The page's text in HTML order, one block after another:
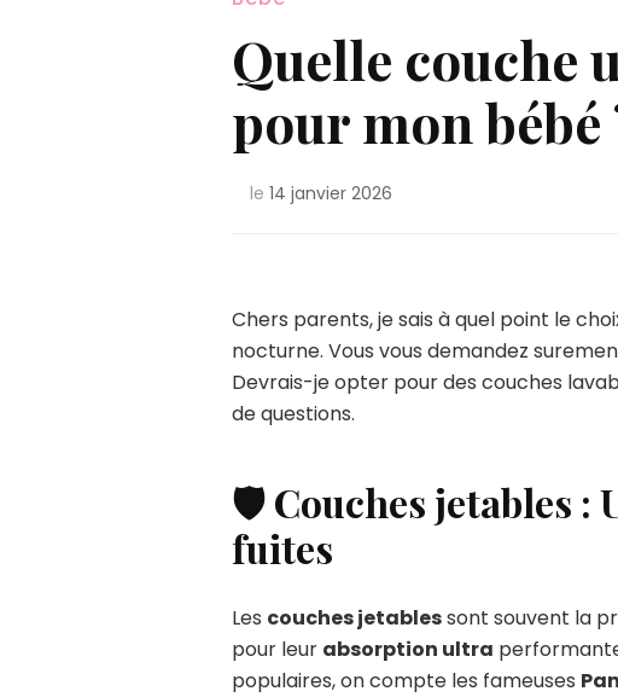
Quelle couche
pour mon bébé
le 14 janvier 2026
Chers parents, je sais à quel point le
nocturne. Vous vous demandez
Devrais-je opter pour des couches
de questions.
🛡️ Couches jetables :
fuites
Les couches jetablessont souvent la
pour leur absorption ultra
populaires, on compte les fameuses